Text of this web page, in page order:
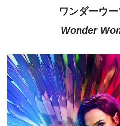
ワンダーウ
Wonder